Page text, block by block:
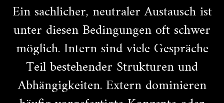
Ein sachlicher, neutraler Austausch ist
unter diesen Bedingungen oft schwer
möglich. Intern sind viele Gespräche
Teil bestehender Strukturen und
Abhängigkeiten. Extern dominieren